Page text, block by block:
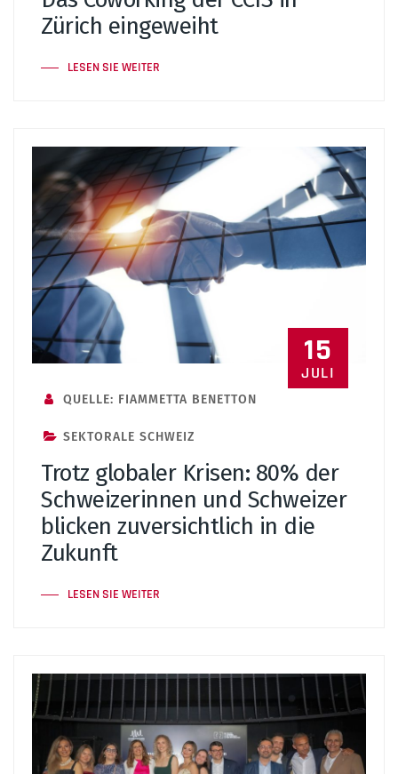
Zürich eingeweiht
LESEN SIE WEITER
15
JULI
QUELLE: FIAMMETTA BENETTON
SEKTORALE SCHWEIZ
Trotz globaler Krisen: 80% der
Schweizerinnen und Schweizer
blicken zuversichtlich in die
Zukunft
LESEN SIE WEITER